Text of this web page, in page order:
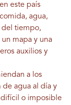
este país
agua,
del tiempo,
mapa y una
auxilios y
a los
de agua al día y
difícil o imposible